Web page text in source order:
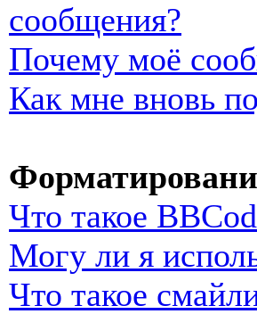
сообщения?
Почему моё
Как мне вновь
Что такое
Могу ли я
Что такое